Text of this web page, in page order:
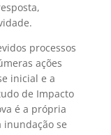
processos
ações
inicial e a
de Impacto
é a própria
inundação se